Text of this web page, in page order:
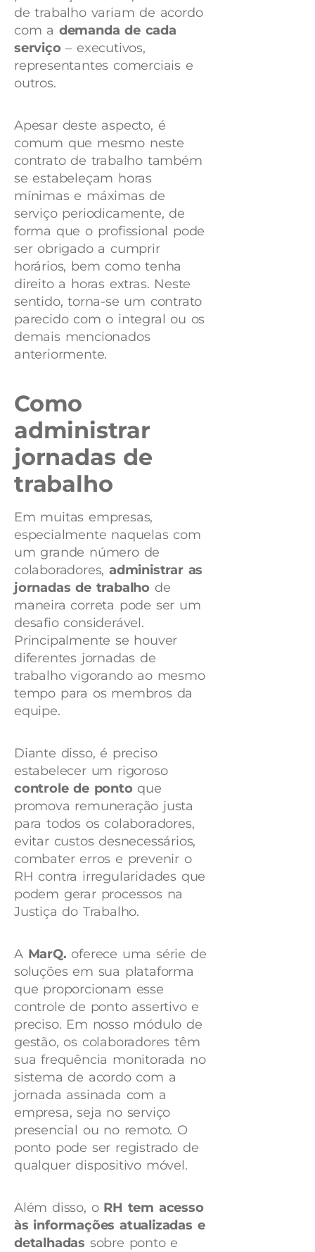
de trabalho variam de acordo
com a demanda de cada
serviço – executivos,
representantes comerciais e
outros.
Apesar deste aspecto, é
comum que mesmo neste
contrato de trabalho também
se estabeleçam horas
mínimas e máximas de
serviço periodicamente, de
forma que o profissional pode
ser obrigado a cumprir
horários, bem como tenha
direito a horas extras. Neste
sentido, torna-se um contrato
parecido com o integral ou os
demais mencionados
anteriormente.
Como
administrar
jornadas de
trabalho
Em muitas empresas,
especialmente naquelas com
um grande número de
colaboradores,administrar as
jornadas de trabalho de
maneira correta pode ser um
desafio considerável.
Principalmente se houver
diferentes jornadas de
trabalho vigorando ao mesmo
tempo para os membros da
equipe.
Diante disso, é preciso
estabelecer um rigoroso
controle de ponto que
promova remuneração justa
para todos os colaboradores,
evitar custos desnecessários,
combater erros e prevenir o
RH contra irregularidades que
podem gerar processos na
Justiça do Trabalho.
A MarQ. oferece uma série de
soluções em sua plataforma
que proporcionam esse
controle de ponto assertivo e
preciso. Em nosso módulo de
gestão, os colaboradores têm
sua frequência monitorada no
sistema de acordo com a
jornada assinada com a
empresa, seja no serviço
presencial ou no remoto. O
ponto pode ser registrado de
qualquer dispositivo móvel.
Além disso, o RH tem acesso
às informações atualizadas e
detalhadas sobre ponto e